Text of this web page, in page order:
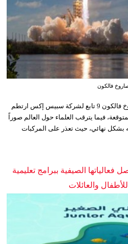
فالكون
يُعتقد أن جزءاً ضخماً تائهاً من صاروخ فالكون 9 تابع لشركة سبيس إكس ارتطم
فيما يترقب العلماء حول العالم صوراً
بشكل نهائي، حيث تعذر على المركبات
فعالياتها الصيفية ببرامج تعليمية
والعائلات